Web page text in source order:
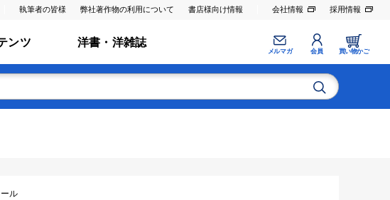
執筆者の皆様 弊社著作物の利用について 書店様向け情報 会社情報 採用情報
ンツ 洋書・洋雑誌
メルマガ 会員 買い物かご
ル